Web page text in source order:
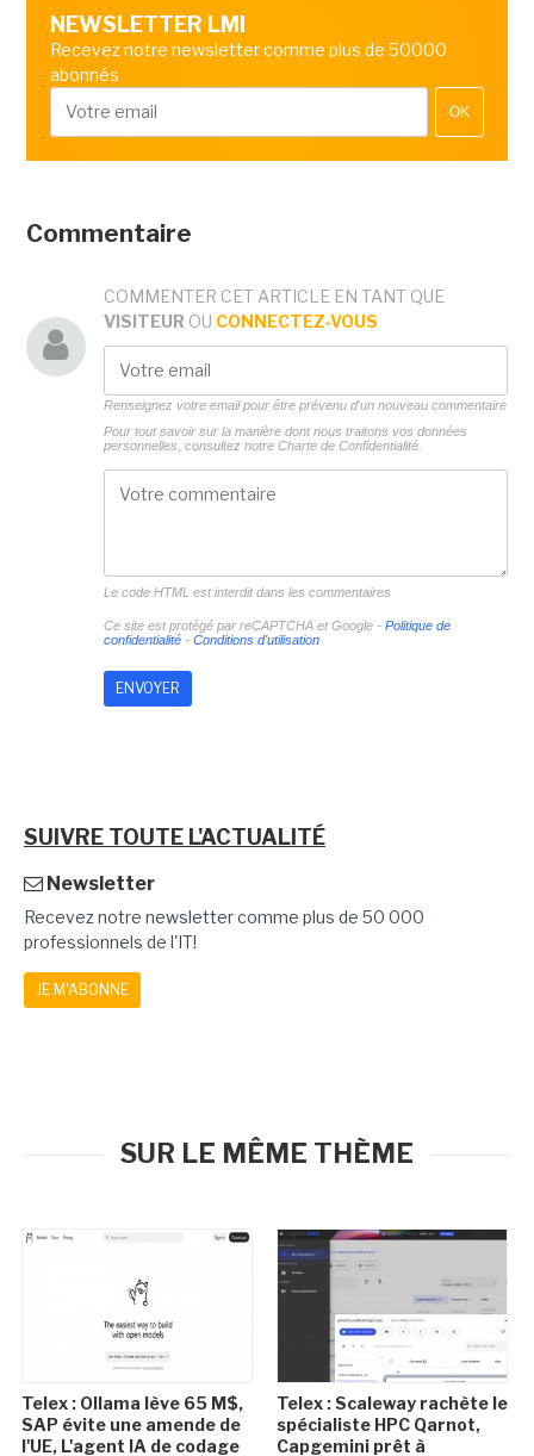
NEWSLETTER LMI
Recevez notre newsletter comme plus de 50000
abonnés
OK
Commentaire
COMMENTER CET ARTICLE EN TANT QUE
VISITEUR OU CONNECTEZ-VOUS
Renseignez votre email pour être prévenu d'un nouveau commentaire
Pour tout savoir sur la manière dont nous traitons vos données
personnelles, consultez notre Charte de Confidentialité.
Le code HTML est interdit dans les commentaires
Ce site est protégé par reCAPTCHA et Google - Politique de
confidentialité- Conditions d'utilisation
SUIVRE TOUTE L'ACTUALITÉ
Newsletter
Recevez notre newsletter comme plus de 50 000
professionnels de l'IT!
JE M'ABONNE
SUR LE MÊME THÈME
Telex : Ollama lève 65 M$,
SAP évite une amende de
l'UE, L'agent IA de codage
Telex : Scaleway rachète le
spécialiste HPC Qarnot,
Capgemini prêt à